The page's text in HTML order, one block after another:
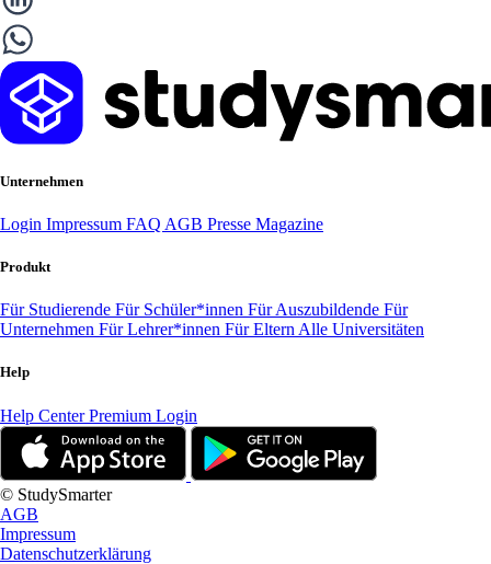
Unternehmen
Login Impressum FAQ AGB Presse Magazine
Produkt
Für Studierende Für Schüler*innen Für Auszubildende Für
Unternehmen Für Lehrer*innen Für Eltern Alle Universitäten
Help
Help CenterPremium Login
© StudySmarter
AGB
Impressum
Datenschutzerklärung